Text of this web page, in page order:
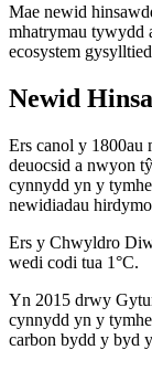
Mae newid
mhatrymau tywydd
ecosystem
Newid
Ers canol y 1800au
deuocsid a nwyon
cynnydd yn y
newidiadau
Ers y Chwyldro
wedi codi tua 1°C.
Yn 2015 drwy
cynnydd yn y
carbon bydd y byd